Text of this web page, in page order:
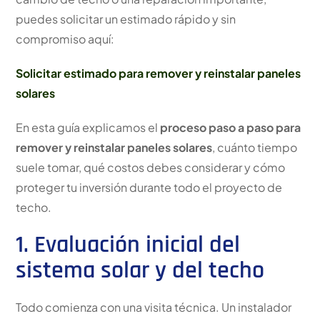
puedes solicitar un estimado rápido y sin
compromiso aquí:
Solicitar estimado para remover y reinstalar paneles
solares
En esta guía explicamos el proceso paso a paso para
remover y reinstalar paneles solares, cuánto tiempo
suele tomar, qué costos debes considerar y cómo
proteger tu inversión durante todo el proyecto de
techo.
1. Evaluación inicial del
sistema solar y del techo
Todo comienza con una visita técnica. Un instalador